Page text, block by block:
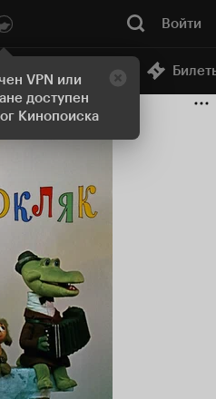
VPN или
доступен
Кинопоиска
Войти
Онлайн-кинотеатр